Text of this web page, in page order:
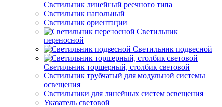
Светильник линейный реечного типа
Светильник напольный
Светильник ориентации
Светильник
переносной
Светильник подвесной
Светильник торшерный, столбик световой
Светильник трубчатый для модульной системы
освещения
Светильники для линейных систем освещения
Указатель световой